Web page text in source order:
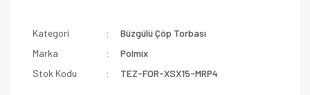
Kategori
Büzgülü Çöp Torbası
Marka
Polmix
Stok Kodu
TEZ-FOR-XSX15-MRP4